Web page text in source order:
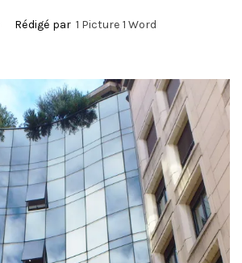
Rédigé par 1 Picture 1 Word